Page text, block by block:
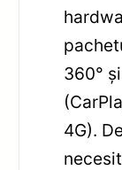
360°
4G).